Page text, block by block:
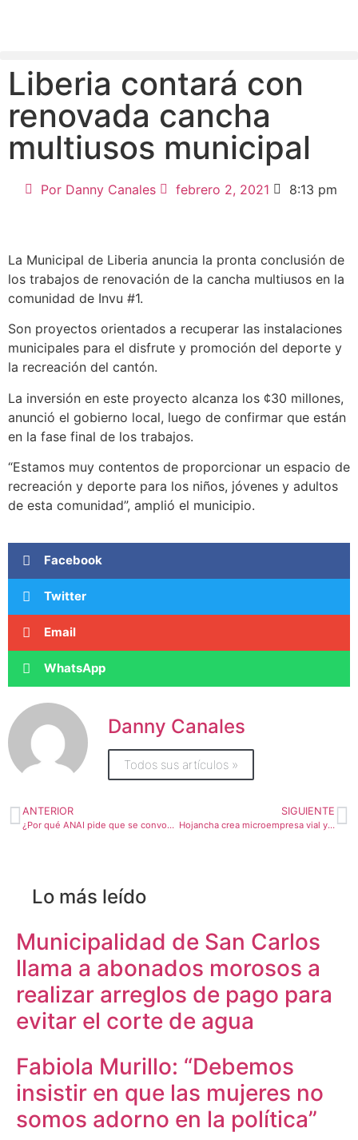
Liberia contará con
renovada cancha
multiusos municipal
Por Danny Canales febrero 2, 2021 8:13 pm
La Municipal de Liberia anuncia la pronta conclusión de
los trabajos de renovación de la cancha multiusos en la
comunidad de Invu #1.
Son proyectos orientados a recuperar las instalaciones
municipales para el disfrute y promoción del deporte y
la recreación del cantón.
La inversión en este proyecto alcanza los ¢30 millones,
anunció el gobierno local, luego de confirmar que están
en la fase final de los trabajos.
“Estamos muy contentos de proporcionar un espacio de
recreación y deporte para los niños, jóvenes y adultos
de esta comunidad”, amplió el municipio.
Facebook
Twitter
Email
WhatsApp
Danny Canales
Todos sus artículos »
ANTERIOR
¿Por qué ANAI pide que se convoque proyecto que ataca contrabando de licores?
SIGUIENTE
Hojancha crea microempresa vial y emplea a 12 personas
Lo más leído
Municipalidad de San Carlos
llama a abonados morosos a
realizar arreglos de pago para
evitar el corte de agua
Fabiola Murillo: “Debemos
insistir en que las mujeres no
somos adorno en la política”